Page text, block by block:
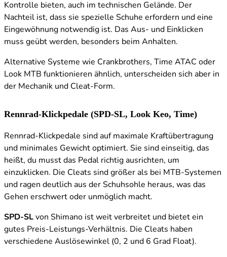
Kontrolle bieten, auch im technischen Gelände. Der
Nachteil ist, dass sie spezielle Schuhe erfordern und eine
Eingewöhnung notwendig ist. Das Aus- und Einklicken
muss geübt werden, besonders beim Anhalten.
Alternative Systeme wie Crankbrothers, Time ATAC oder
Look MTB funktionieren ähnlich, unterscheiden sich aber in
der Mechanik und Cleat-Form.
Rennrad-Klickpedale (SPD-SL, Look Keo, Time)
Rennrad-Klickpedale sind auf maximale Kraftübertragung
und minimales Gewicht optimiert. Sie sind einseitig, das
heißt, du musst das Pedal richtig ausrichten, um
einzuklicken. Die Cleats sind größer als bei MTB-Systemen
und ragen deutlich aus der Schuhsohle heraus, was das
Gehen erschwert oder unmöglich macht.
SPD-SL von Shimano ist weit verbreitet und bietet ein
gutes Preis-Leistungs-Verhältnis. Die Cleats haben
verschiedene Auslösewinkel (0, 2 und 6 Grad Float).